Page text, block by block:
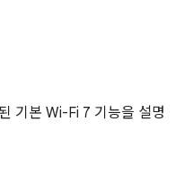
기본 Wi-Fi 7 기능을 설명